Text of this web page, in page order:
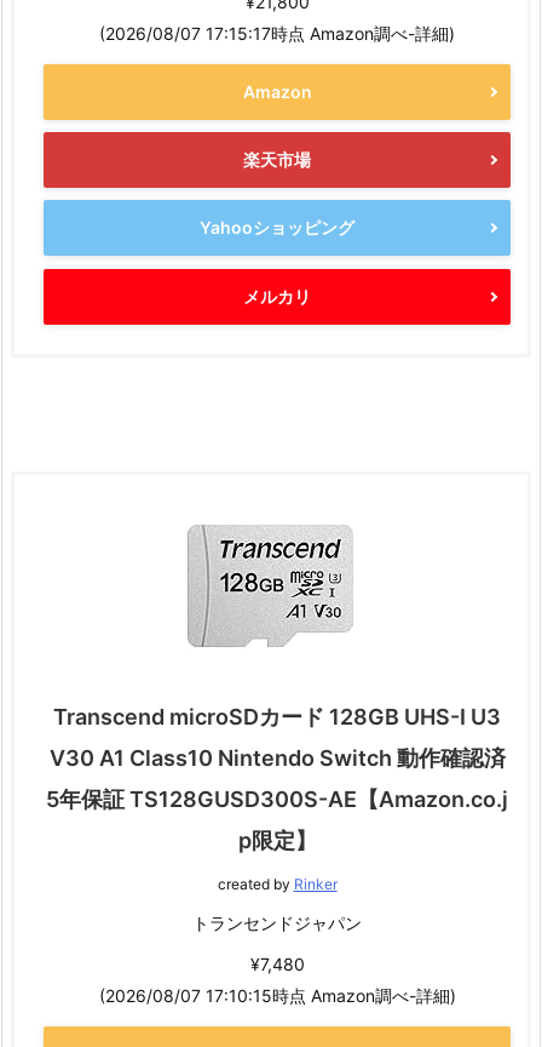
(2026/08/07 17:15:17時点 Amazon調べ-詳細)
Amazon
楽天市場
Yahooショッピング
メルカリ
Transcend microSDカード 128GB UHS-I U3
V30 A1 Class10 Nintendo Switch 動作確認済
5年保証 TS128GUSD300S-AE【Amazon.co.j
p限定】
created by Rinker
トランセンドジャパン
¥7,480
(2026/08/07 17:10:15時点 Amazon調べ-詳細)